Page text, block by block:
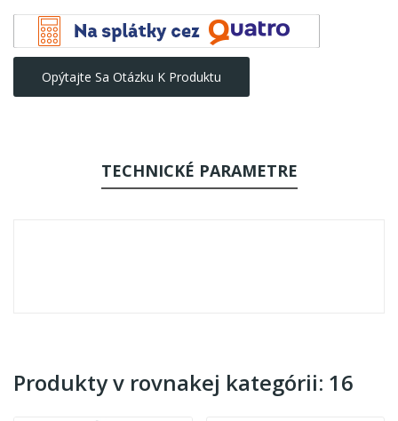
Opýtajte Sa Otázku K Produktu
TECHNICKÉ PARAMETRE
Produkty v rovnakej kategórii: 16